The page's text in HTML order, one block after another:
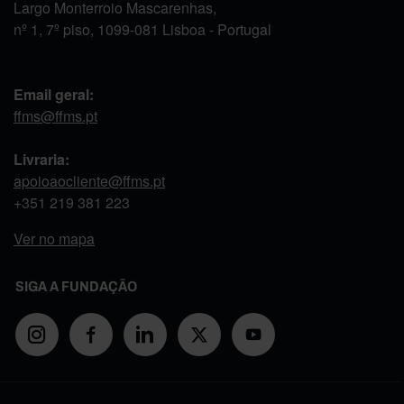
Largo Monterroio Mascarenhas,
nº 1, 7º piso, 1099-081 Lisboa - Portugal
Email geral:
ffms@ffms.pt
Livraria:
apoioaocliente@ffms.pt
+351 219 381 223
Ver no mapa
SIGA A FUNDAÇÃO